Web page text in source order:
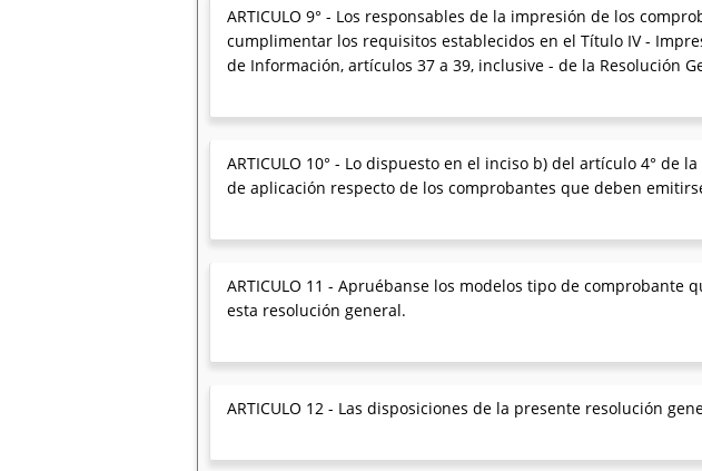
ARTICULO 9° - Los responsables de la impresión de los
cumplimentar los requisitos establecidos en el Título IV -
de Información, artículos 37 a 39, inclusive - de la Resolución
ARTICULO 10° - Lo dispuesto en el inciso b) del artículo 4° de
de aplicación respecto de los comprobantes que deben
ARTICULO 11 - Apruébanse los modelos tipo de comprobante
esta resolución general.
ARTICULO 12 - Las disposiciones de la presente resolución